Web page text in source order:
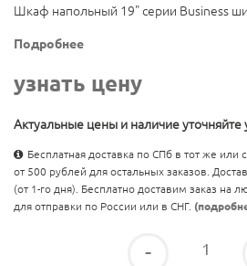
Шкаф напольный 19" серии Business
Подробнее
узнать цену
Актуальные цены и наличие
Бесплатная доставка по СПб в тот же или
от 500 рублей для остальных заказов.
(от 1-го дня). Бесплатно доставим заказ на
для отправки по России или в СНГ.
-